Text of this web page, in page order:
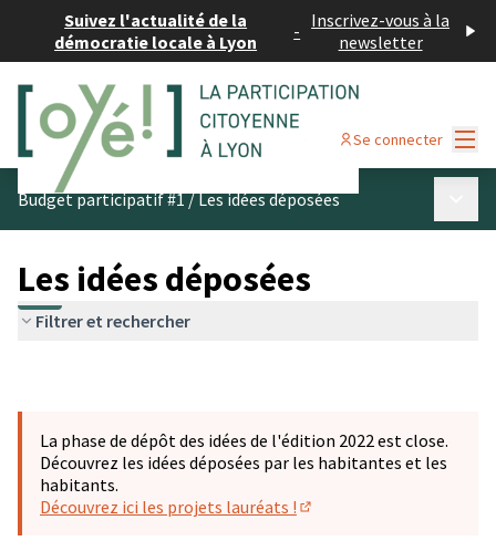
Suivez l'actualité de la
démocratie locale à Lyon
- Inscrivez-vous à la
newsletter
Se connecter
Budget participatif #1/Les idées déposées
Les idées déposées
Filtrer et rechercher
La phase de dépôt des idées de l'édition 2022 est close.
Découvrez les idées déposées par les habitantes et les
habitants.
Découvrez ici les projets lauréats !